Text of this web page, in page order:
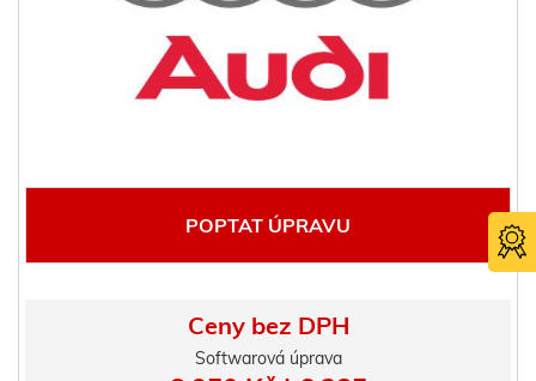
POPTAT ÚPRAVU
Ceny bez DPH
Softwarová úprava